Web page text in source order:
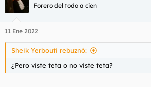
e
s
Forero del todo a cien
11 Ene 2022
Sheik Yerbouti rebuznó:
¿Pero viste teta o no viste teta?